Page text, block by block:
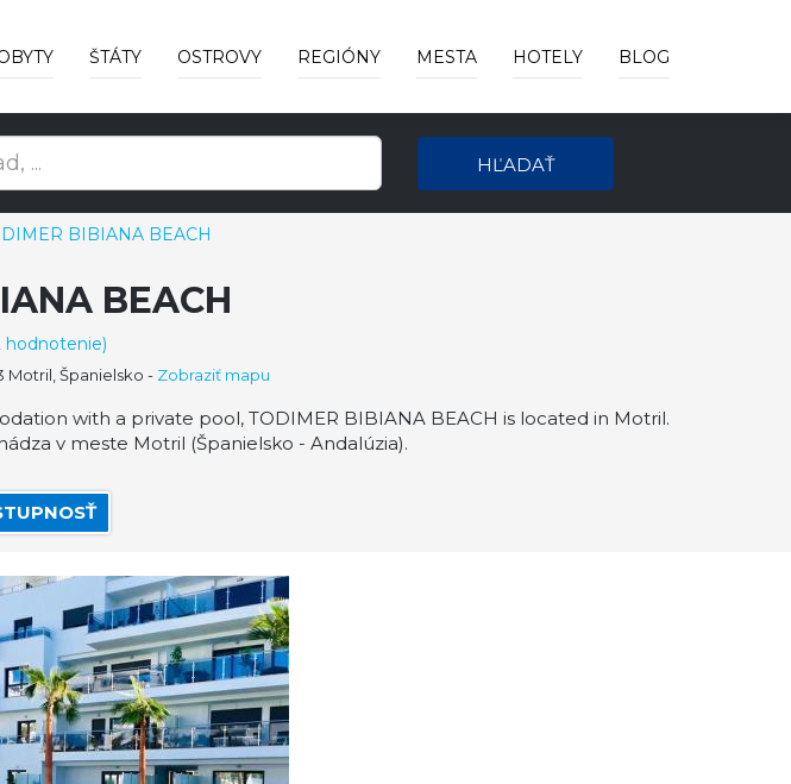
ŠTÁTY OSTROVY REGIÓNY MESTA HOTELY BLOG
HĽADAŤ
BIBIANA BEACH
BEACH
hodnotenie)
Motril, Španielsko - Zobraziť mapu
with a private pool, TODIMER BIBIANA BEACH is located in Motril.
v meste Motril (Španielsko - Andalúzia).